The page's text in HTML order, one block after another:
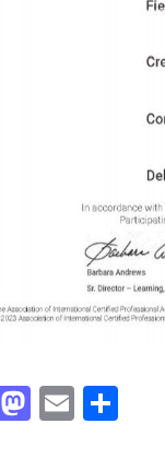
Facebook
Mastodon
Email